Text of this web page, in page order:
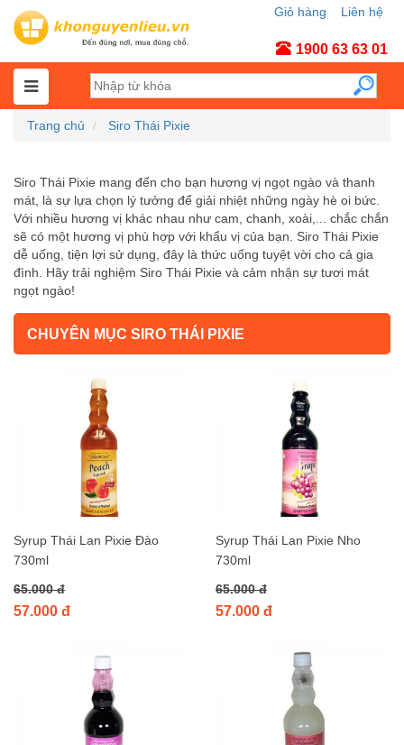
Liên hệ
Giỏ hàng
1900 63 63 01
Trang chủ Siro Thái Pixie
Siro Thái Pixie mang đến cho bạn hương vị ngọt ngào và thanh
mát, là sự lựa chọn lý tưởng để giải nhiệt những ngày hè oi bức.
Với nhiều hương vị khác nhau như cam, chanh, xoài,... chắc chắn
sẽ có một hương vị phù hợp với khẩu vị của bạn. Siro Thái Pixie
dễ uống, tiện lợi sử dụng, đây là thức uống tuyệt vời cho cả gia
đình. Hãy trải nghiệm Siro Thái Pixie và cảm nhận sự tươi mát
ngọt ngào!
CHUYÊN MỤC SIRO THÁI PIXIE
Syrup Thái Lan Pixie Đào
730ml
65.000 đ
57.000 đ
Syrup Thái Lan Pixie Nho
730ml
65.000 đ
57.000 đ